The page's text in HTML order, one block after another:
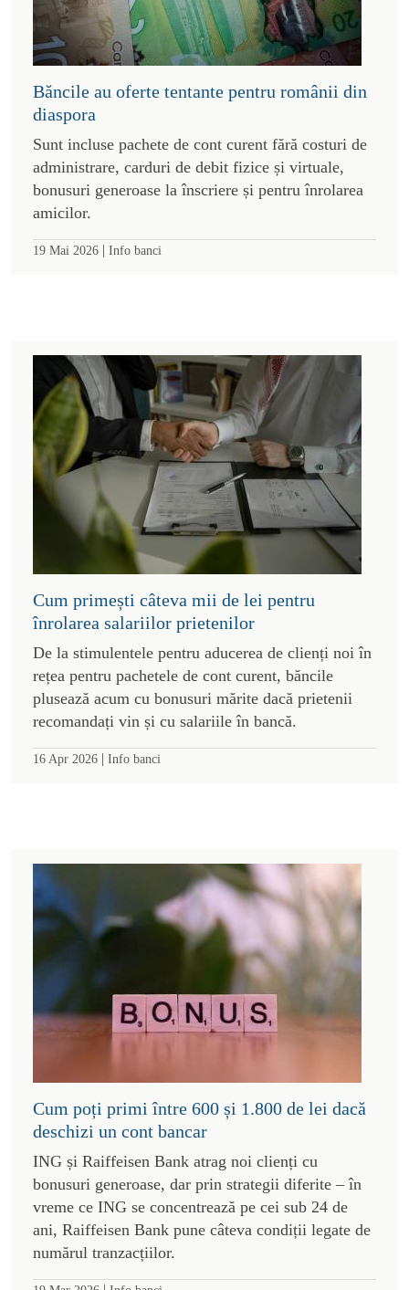
Băncile au oferte tentante pentru românii din
diaspora
Sunt incluse pachete de cont curent fără costuri de
administrare, carduri de debit fizice și virtuale,
bonusuri generoase la înscriere și pentru înrolarea
amicilor.
19 Mai 2026 | Info banci
Cum primești câteva mii de lei pentru
înrolarea salariilor prietenilor
De la stimulentele pentru aducerea de clienți noi în
rețea pentru pachetele de cont curent, băncile
plusează acum cu bonusuri mărite dacă prietenii
recomandați vin și cu salariile în bancă.
16 Apr 2026 | Info banci
Cum poți primi între 600 și 1.800 de lei dacă
deschizi un cont bancar
ING și Raiffeisen Bank atrag noi clienți cu
bonusuri generoase, dar prin strategii diferite – în
vreme ce ING se concentrează pe cei sub 24 de
ani, Raiffeisen Bank pune câteva condiții legate de
numărul tranzacțiilor.